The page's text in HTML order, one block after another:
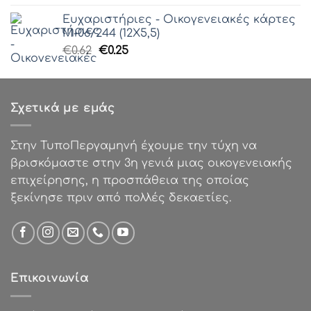
€85.00.είναι:
€50.00.
Ευχαριστήριες - Οικογενειακές κάρτες
Μ-06/244 (12Χ5,5)
€0.62 Original
was:
€0.25Η
τιμή
Σχετικά με εμάς
Στην ΤυποΠεργαμηνή έχουμε την τύχη να
βρισκόμαστε στην 3η γενιά μιας οικογενειακής
επιχείρησης, η προσπάθεια της οποίας
ξεκίνησε πριν από πολλές δεκαετίες.
Επικοινωνία